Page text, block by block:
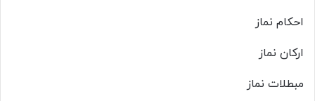
احکام نماز
ارکان نماز
مبطلات نماز